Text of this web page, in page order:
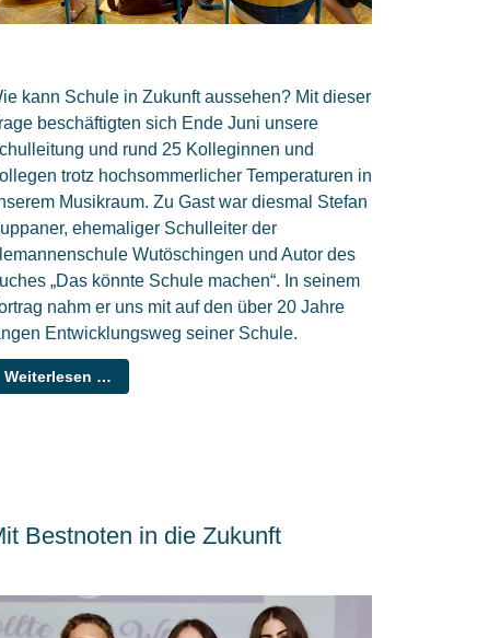
kann Schule in Zukunft aussehen? Mit dieser
beschäftigten sich Ende Juni unsere
und rund 25 Kolleginnen und
trotz hochsommerlicher Temperaturen in
Musikraum. Zu Gast war diesmal Stefan
ehemaliger Schulleiter der
Wutöschingen und Autor des
„Das könnte Schule machen“. In seinem
nahm er uns mit auf den über 20 Jahre
Entwicklungsweg seiner Schule.
Weiterlesen …
Bestnoten in die Zukunft